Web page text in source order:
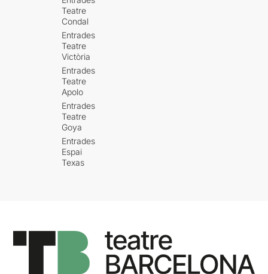
Teatre
Condal
Entrades
Teatre
Victòria
Entrades
Teatre
Apolo
Entrades
Teatre
Goya
Entrades
Espai
Texas